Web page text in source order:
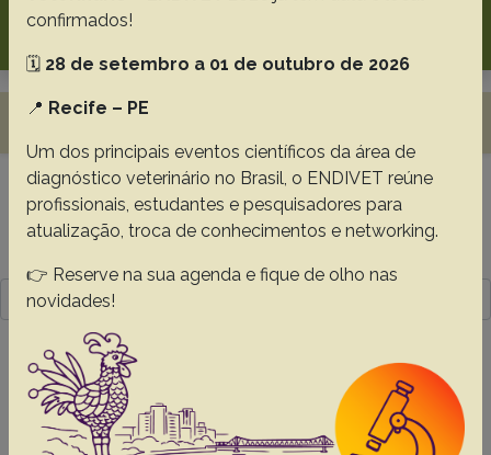
Toggle navigation
Resultado da pesquisa (1)
Termo utilizado na pesquisa
#1 -
Distribution of nesfatin-1 expression
in Bactrian camels and its impact on
adipocyte glucose metabolism
Yu S. Chen B.J. Bai H.Y. Ai D. Li Z.Y. Niu Y.R.
He X.C.
confirmados!
🗓️ 28 de setembro a 01 de outubro de 2026
📍 Recife – PE
Um dos principais eventos científicos da área de
diagnóstico veterinário no Brasil, o ENDIVET reúne
profissionais, estudantes e pesquisadores para
atualização, troca de conhecimentos e networking.
👉 Reserve na sua agenda e fique de olho nas
novidades!